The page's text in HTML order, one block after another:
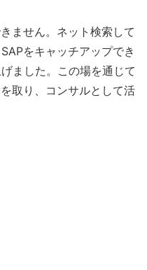
ません。ネット検索して
をキャッチアップでき
ました。この場を通じて
取り、コンサルとして活